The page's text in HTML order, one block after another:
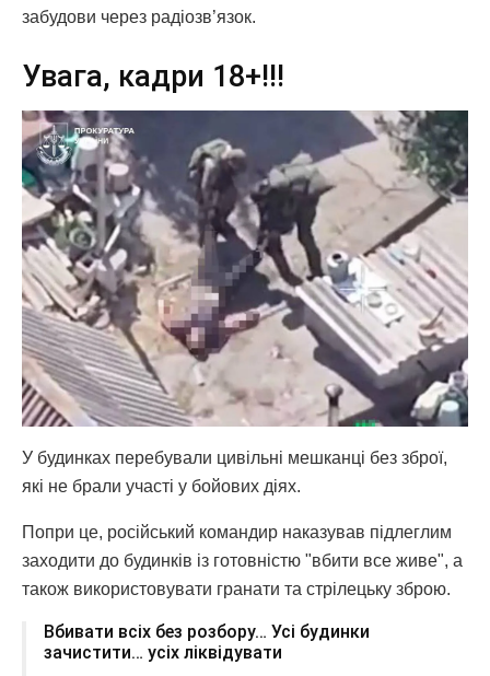
забудови через радіозв’язок.
Увага, кадри 18+!!!
У будинках перебували цивільні мешканці без зброї,
які не брали участі у бойових діях.
Попри це, російський командир наказував підлеглим
заходити до будинків із готовністю "вбити все живе", а
також використовувати гранати та стрілецьку зброю.
Вбивати всіх без розбору… Усі будинки
зачистити… усіх ліквідувати